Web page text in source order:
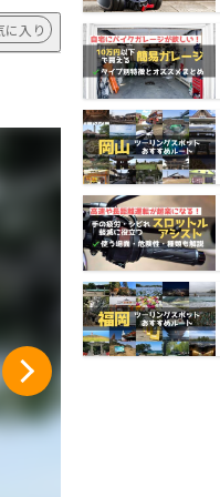
に入り